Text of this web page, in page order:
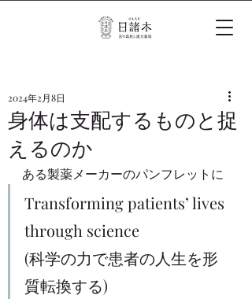
身体は支配するものと捉
えるのか
2024年2月8日
ある製薬メーカーのパンフレットに
Transforming patients’ lives
through science
(科学の力で患者の人生を形
質転換する)